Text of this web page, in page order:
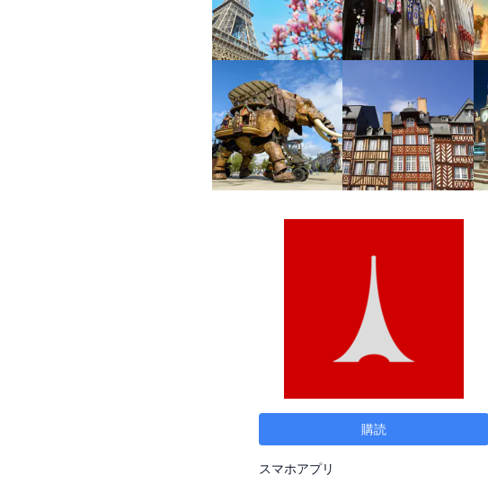
購読
スマホアプリ